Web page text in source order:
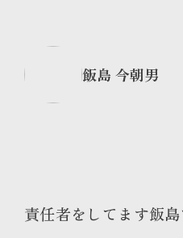
飯島 今朝男
責任者をしてます飯